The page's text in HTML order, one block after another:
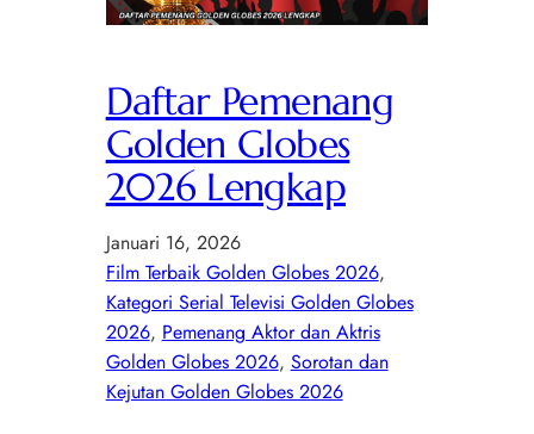
Daftar Pemenang
Golden Globes
2026 Lengkap
Januari 16, 2026
Film Terbaik Golden Globes 2026
Kategori Serial Televisi Golden Globes
2026, Pemenang Aktor dan Aktris
Golden Globes 2026, Sorotan dan
Kejutan Golden Globes 2026